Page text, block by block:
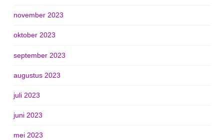
november 2023
oktober 2023
september 2023
augustus 2023
juli 2023
juni 2023
mei 2023